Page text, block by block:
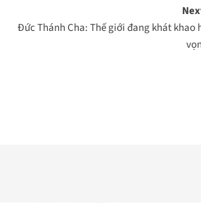
Đức Thánh Cha: Thế giới đang khát khao